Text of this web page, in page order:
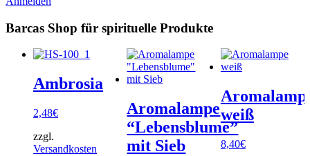
Barcas Shop für spirituelle Produkte
Ambrosia
2,48€
zzgl.
Versandkosten
Aromalampe
“Lebensblume”
mit Sieb
weiß
8,40€